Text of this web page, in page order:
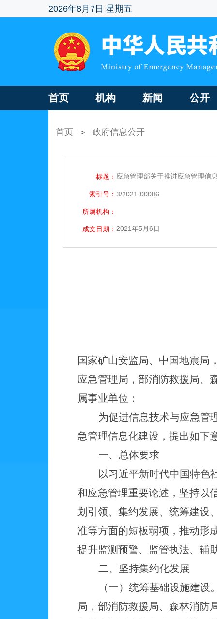
2026年8月7日 星期五
首页 机构 新闻 公开
首页 > 政府信息公开
标题： 应急管理部关于推进应急管理信
索引号： 3/2021-00086
所属机构：
成文日期： 2021年5月6日
国家矿山安监局、中国地震局
应急管理局，部消防救援局、
属事业单位：
为促进信息技术与应急管
急管理信息化建设，提出如下
一、总体要求
以习近平新时代中国特色
和应急管理重要论述，坚持以
划引领、集约发展、统筹建设
准等方面的短板弱项，推动形
提升监测预警、监管执法、辅
二、坚持集约化发展
（一）统筹基础设施建
局，部消防救援局、森林消防